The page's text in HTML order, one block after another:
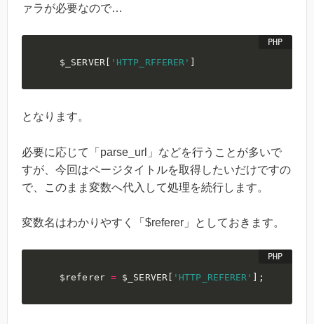
ァラが必要なので…
$_SERVER[ 'HTTP_RFFERER'
となります。
必要に応じて「parse_url」などを行うことが多いで
すが、今回はページタイトルを取得したいだけですの
で、このまま変数へ代入して処理を続行します。
変数名はわかりやすく「$referer」としておきます。
$referer = $_SERVER [ 'HTTP_REFERER' ] ;